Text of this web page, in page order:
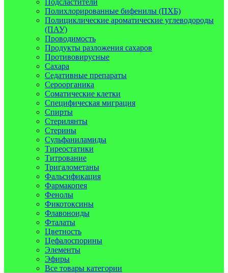
Подсластители
Полихлорированные бифенилы (ПХБ)
Полициклические ароматические углеводороды
(ПАУ)
Проводимость
Продукты разложения сахаров
Противовирусные
Сахара
Седативные препараты
Сероорганика
Соматические клетки
Специфическая миграция
Спирты
Стерилянты
Стерины
Сульфаниламиды
Тиреостатики
Титрование
Тригалометаны
Фальсификация
Фармакопея
Фенолы
Фикотоксины
Флавоноиды
Фталаты
Цветность
Цефалоспорины
Элементы
Эфиры
Все товары категории